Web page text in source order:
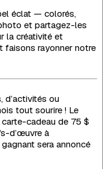
éclat — colorés,
et partagez-les
la créativité et
faisons rayonner notre
d’activités ou
tout sourire ! Le
cadeau de 75 $
d’œuvre à
gagnant sera annoncé